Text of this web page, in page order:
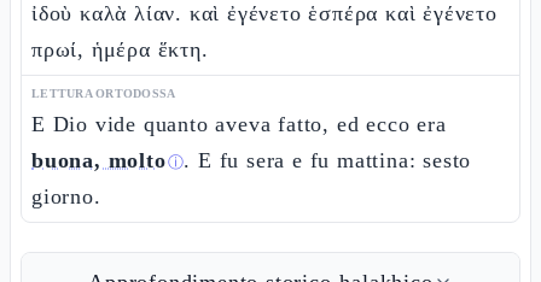
ἰδοὺ καλὰ λίαν. καὶ ἐγένετο ἑσπέρα καὶ ἐγένετο
πρωί, ἡμέρα ἕκτη.
LETTURA ORTODOSSA
E Dio vide quanto aveva fatto, ed ecco era
buona, moltoⓘ. E fu sera e fu mattina: sesto
giorno.